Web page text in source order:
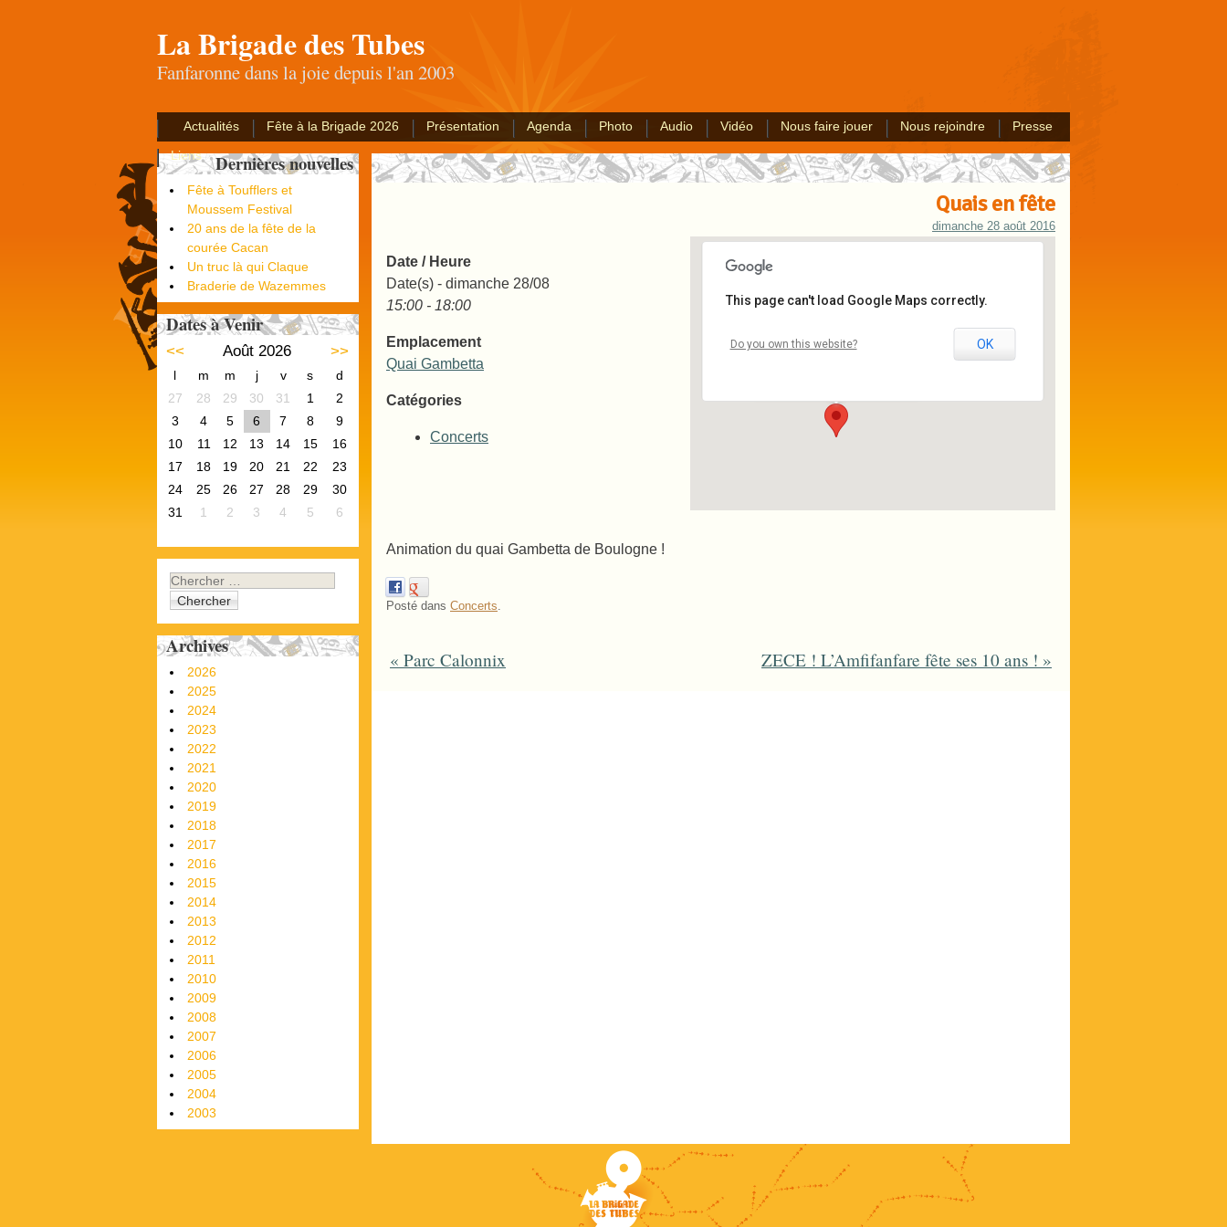
La Brigade des Tubes
Fanfaronne dans la joie depuis l'an 2003
Actualités Fête à la Brigade 2026 Présentation Agenda Photo Audio Vidéo Nous faire jouer Nous rejoindre
Presse
Liens
Quais en fête
dimanche 28 août 2016
Quai Gambetta
This page can't load Google Maps correctly.
Do you own this website? OK
Date / Heure
Date(s) - dimanche 28/08
15:00 - 18:00
Emplacement
Quai Gambetta
Catégories
Concerts
Animation du quai Gambetta de Boulogne !
Posté dans Concerts.
Post navigation
« Parc Calonnix ZECE ! L’Amfifanfare fête ses 10 ans ! »
Dernières nouvelles
Fête à Toufflers et
Moussem Festival
20 ans de la fête de la
courée Cacan
Un truc là qui Claque
Braderie de Wazemmes
Dates à Venir
<< Août 2026 >>
l m m j v s
d
27
28 29 30 31 1
2
3
4 5 6 7 8
9
10
11 12 13 14 15
16
17
18 19 20 21 22
23
24
25 26 27 28 29
30
31
1 2 3 4 5 6
Chercher
Archives
2026
2025
2024
2023
2022
2021
2020
2019
2018
2017
2016
2015
2014
2013
2012
2011
2010
2009
2008
2007
2006
2005
2004
2003